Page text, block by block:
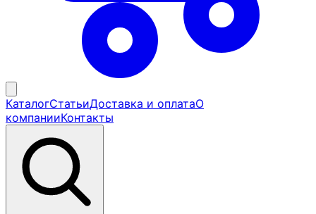
КаталогСтатьиДоставка и оплатаО
компанииКонтакты